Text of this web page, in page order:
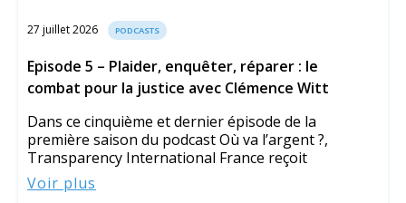
27 juillet 2026 PODCASTS
Episode 5 – Plaider, enquêter, réparer : le
combat pour la justice avec Clémence Witt
Dans ce cinquième et dernier épisode de la
première saison du podcast Où va l’argent ?,
Transparency International France reçoit
Voir plus